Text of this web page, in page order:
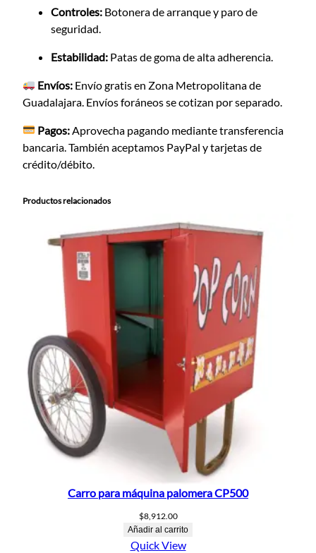
Controles: Botonera de arranque y paro de
seguridad.
Estabilidad: Patas de goma de alta adherencia.
Envíos: Envío gratis en Zona Metropolitana de
Guadalajara. Envíos foráneos se cotizan por separado.
Pagos: Aprovecha pagando mediante transferencia
bancaria. También aceptamos PayPal y tarjetas de
crédito/débito.
Productos relacionados
Carro para máquina palomera CP500
$8,912.00
Añadir al carrito
Quick View